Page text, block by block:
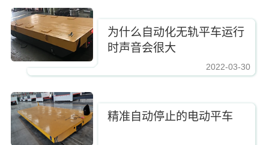
为什么自动化无轨平车运行
时声音会很大
2022-03-30
精准自动停止的电动平车